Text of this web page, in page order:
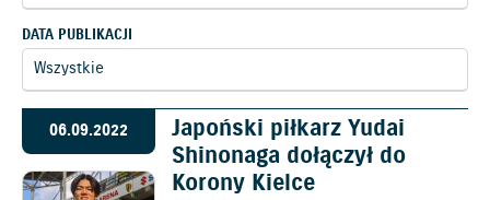
DATA PUBLIKACJI
06.09.2022
Japoński piłkarz Yudai
Shinonaga dołączył do
Korony Kielce